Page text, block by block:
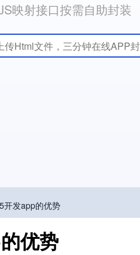
映射接口按需自助封装
开发app的优势
优势